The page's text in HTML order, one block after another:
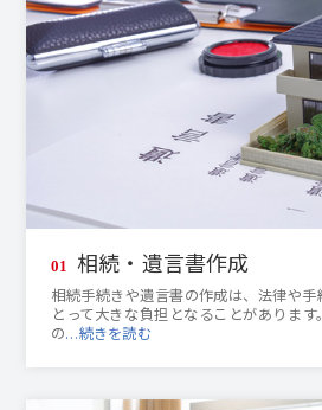
01 相続・遺言書作成
相続手続きや遺言書の作成は、法律や
とって大きな負担となることがありま
の…続きを読む